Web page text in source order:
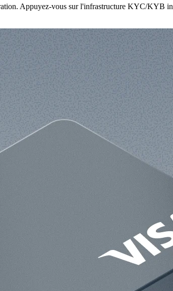
Appuyez-vous sur l'infrastructure KYC/KYB